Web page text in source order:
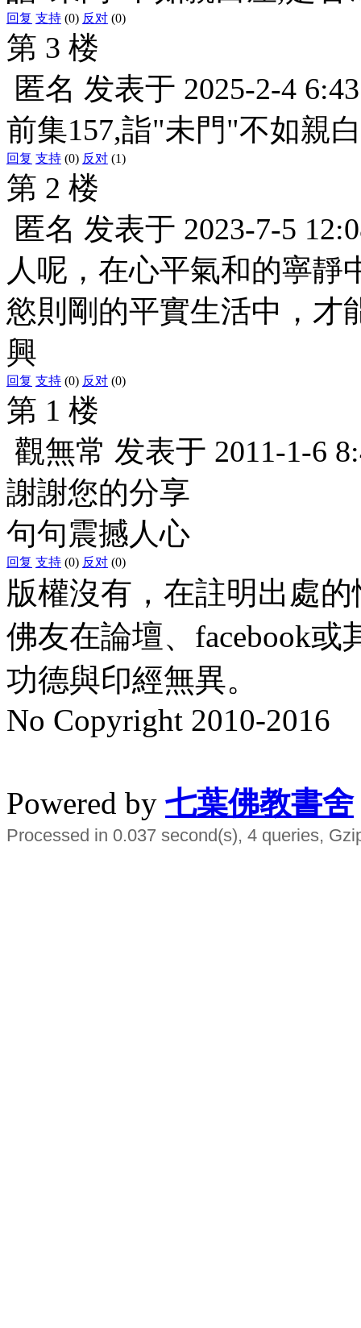
回复 支持 (0) 反对 (0)
第 3 楼
匿名 发表于 2025-2-4
前集157,詣"未門"不如親
回复 支持 (0) 反对 (1)
第 2 楼
匿名 发表于 2023-7-5
人呢，在心平氣和的寧靜
慾則剛的平實生活中，才
興
回复 支持 (0) 反对 (0)
第 1 楼
觀無常 发表于 2011-1-6
謝謝您的分享
句句震撼人心
回复 支持 (0) 反对 (0)
版權沒有，在註明出處
佛友在論壇、facebook
功德與印經無異。
No Copyright 2010-2016
Powered by 七葉佛教書舍
Processed in 0.037 second(s), 4 queries,